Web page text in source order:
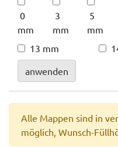
0
mm
3
mm
5
mm
13 mm
anwenden
Alle Mappen sind in
möglich, Wunsch-